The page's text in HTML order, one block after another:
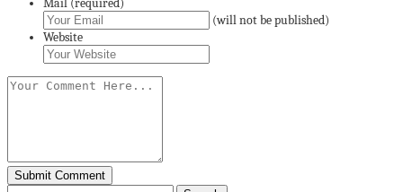
Mail (required)
(will not be published)
Website